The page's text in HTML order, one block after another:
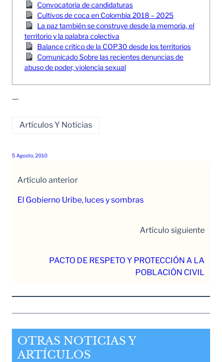
Convocatoria de candidaturas
Cultivos de coca en Colombia 2018 – 2025
La paz también se construye desde la memoria, el
territorio y la palabra colectiva
Balance crítico de la COP30 desde los territorios
Comunicado Sobre las recientes denuncias de
abuso de poder, violencia sexual
—
Artículos Y Noticias
5 Agosto, 2010
Artículo anterior
El Gobierno Uribe, luces y sombras
Artículo siguiente
PACTO DE RESPETO Y PROTECCIÓN A LA
POBLACIÓN CIVIL
OTRAS NOTICIAS Y
ARTÍCULOS